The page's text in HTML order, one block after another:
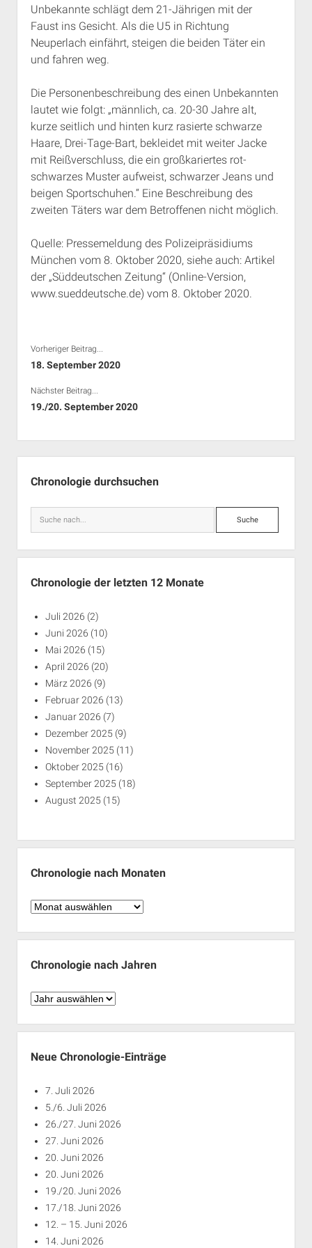
Rechte Termine München
Über a.i.d.a.
RSS-Feeds, Twitter & Facebook
Unbekannte schlägt dem 21-Jährigen mit der
Faust ins Gesicht. Als die U5 in Richtung
Neuperlach einfährt, steigen die beiden Täter ein
und fahren weg.
Die Personenbeschreibung des einen Unbekannten
lautet wie folgt: „männlich, ca. 20-30 Jahre alt,
kurze seitlich und hinten kurz rasierte schwarze
Haare, Drei-Tage-Bart, bekleidet mit weiter Jacke
mit Reißverschluss, die ein großkariertes rot-
schwarzes Muster aufweist, schwarzer Jeans und
beigen Sportschuhen.“ Eine Beschreibung des
zweiten Täters war dem Betroffenen nicht möglich.
Quelle: Pressemeldung des Polizeipräsidiums
München vom 8. Oktober 2020, siehe auch: Artikel
der „Süddeutschen Zeitung“ (Online-Version,
www.sueddeutsche.de) vom 8. Oktober 2020.
Vorheriger Beitrag...
18. September 2020
Nächster Beitrag...
19./20. September 2020
Chronologie durchsuchen
Suche
Chronologie der letzten 12 Monate
Juli 2026 (2)
Juni 2026 (10)
Mai 2026 (15)
April 2026 (20)
März 2026 (9)
Februar 2026 (13)
Januar 2026 (7)
Dezember 2025 (9)
November 2025 (11)
Oktober 2025 (16)
September 2025 (18)
August 2025 (15)
Chronologie nach Monaten
Chronologie
Monaten
Chronologie nach Jahren
Chronologie
Jahren
Neue Chronologie-Einträge
7. Juli 2026
5./6. Juli 2026
26./27. Juni 2026
27. Juni 2026
20. Juni 2026
20. Juni 2026
19./20. Juni 2026
17./18. Juni 2026
12. – 15. Juni 2026
14. Juni 2026